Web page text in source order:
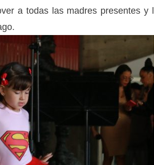
a todas las madres presentes y